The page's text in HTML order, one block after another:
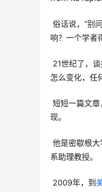
响？一个学者
怎么变化，任
现。
系助理教授。
2009年，到